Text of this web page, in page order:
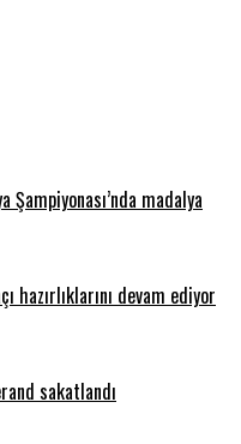
Şampiyonası’nda madalya
hazırlıklarını devam ediyor
sakatlandı